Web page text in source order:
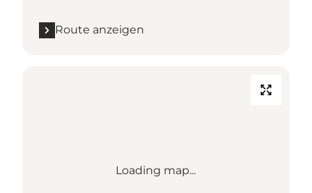
Route anzeigen
Loading map...